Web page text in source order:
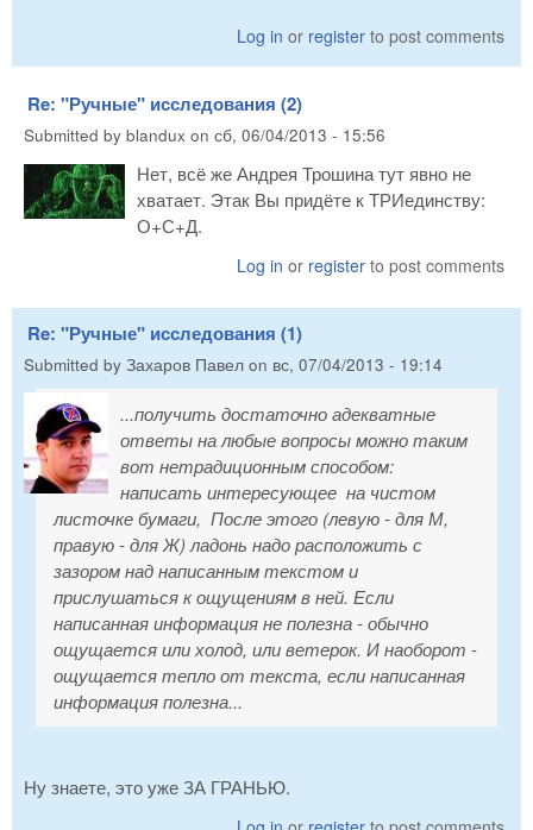
Log in or register to post comments
Re: "Ручные" исследования (2)
Submitted by blandux on сб, 06/04/2013 - 15:56
Нет, всё же Андрея Трошина тут явно не
хватает. Этак Вы придёте к ТРИединству:
О+С+Д.
Log in or register to post comments
Re: "Ручные" исследования (1)
Submitted by Захаров Павел on вс, 07/04/2013 - 19:14
...получить достаточно адекватные
ответы на любые вопросы можно таким
вот нетрадиционным способом:
написать интересующее на чистом
листочке бумаги, После этого (левую - для М,
правую - для Ж) ладонь надо расположить с
зазором над написанным текстом и
прислушаться к ощущениям в ней. Если
написанная информация не полезна - обычно
ощущается или холод, или ветерок. И наоборот -
ощущается тепло от текста, если написанная
информация полезна...
Ну знаете, это уже ЗА ГРАНЬЮ.